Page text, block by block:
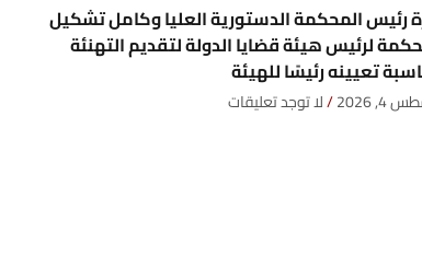
رئيس المحكمة الدستورية العليا وكامل تشكيل
لرئيس هيئة قضايا الدولة لتقديم التهنئة
تعيينه رئيسًا للهيئة
2026 لا توجد تعليقات